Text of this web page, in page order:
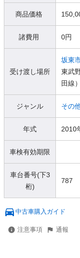
商品価格
諸費用 0円
受け渡し場所
坂東
東武
田線
ジャンル その
年式 2010
車検有効期限
車台番号(下3
桁)
787
中古車購入ガイド
注意事項 通報